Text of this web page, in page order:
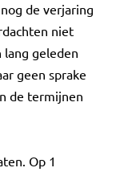
de verjaring
niet
geleden
geen sprake
de termijnen
Op 1